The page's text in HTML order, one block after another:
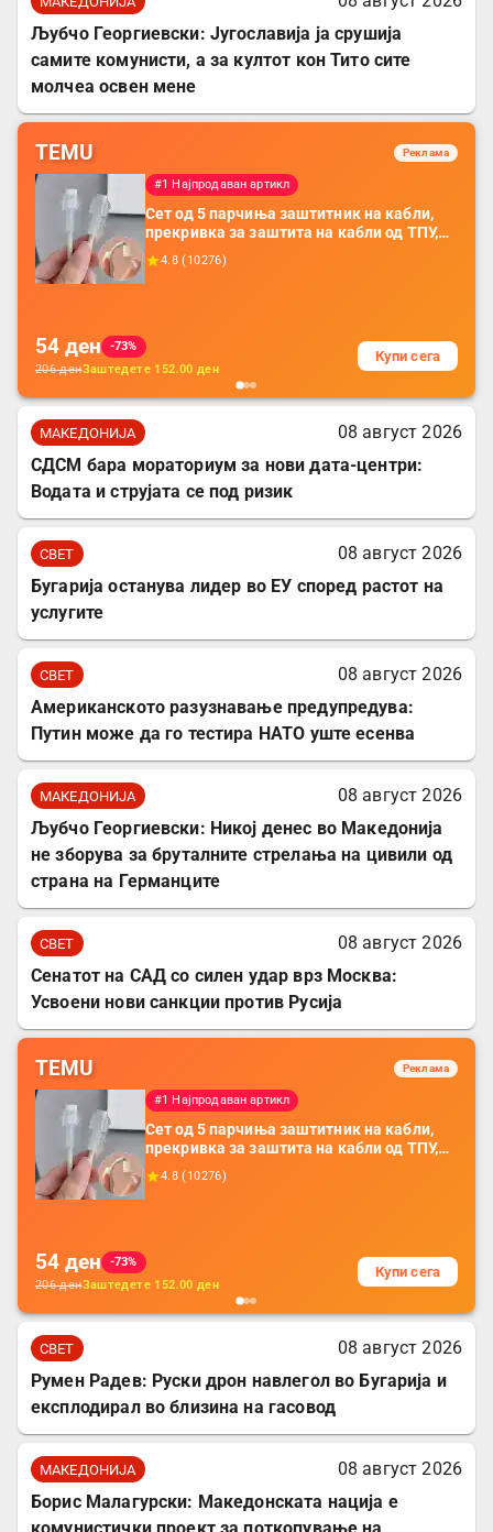
Љубчо Георгиевски: Југославија ја срушија
самите комунисти, а за култот кон Тито сите
молчеа освен мене
TEMU Реклама
#1 Најпродаван артикл
Сет од 5 парчиња заштитник на кабли,
прекривка за заштита на кабли од ТПУ,
додатоци за заштита на кабли, без
батерија, за мобилни телефони, комплет
4.8 ( 10276)
54 ден
-73%
206денЗаштедете 152.00 ден
Купи сега
МАКЕДОНИЈА
08 август 2026
СДСМ бара мораториум за нови дата-центри:
Водата и струјата се под ризик
СВЕТ
08 август 2026
Бугарија останува лидер во ЕУ според растот на
услугите
СВЕТ
08 август 2026
Американското разузнавање предупредува:
Путин може да го тестира НАТО уште есенва
МАКЕДОНИЈА
08 август 2026
Љубчо Георгиевски: Никој денес во Македонија
не зборува за бруталните стрелања на цивили од
страна на Германците
СВЕТ
08 август 2026
Сенатот на САД со силен удар врз Москва:
Усвоени нови санкции против Русија
TEMU Реклама
#1 Најпродаван артикл
Сет од 5 парчиња заштитник на кабли,
прекривка за заштита на кабли од ТПУ,
додатоци за заштита на кабли, без
батерија, за мобилни телефони, комплет
4.8 ( 10276)
54 ден
-73%
206денЗаштедете 152.00 ден
Купи сега
СВЕТ
08 август 2026
Румен Радев: Руски дрон навлегол во Бугарија и
експлодирал во близина на гасовод
МАКЕДОНИЈА
08 август 2026
Борис Малагурски: Македонската нација е